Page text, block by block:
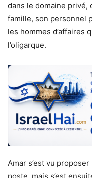
dans le domaine privé,
famille, son personnel
les hommes d’affaires
l’oligarque.
Amar s’est vu